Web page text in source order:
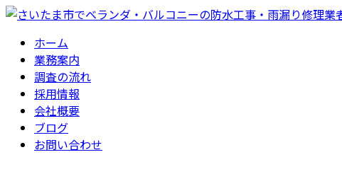
ホーム
業務案内
調査の流れ
採用情報
会社概要
ブログ
お問い合わせ